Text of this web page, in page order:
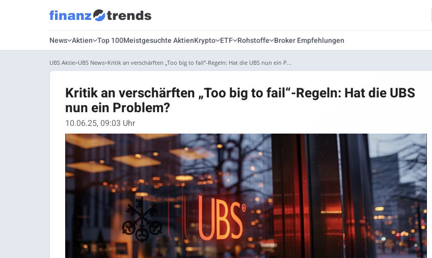
News Aktien Top 100Meistgesuchte AktienKrypto ETF Rohstoffe Broker Empfehlungen
UBS Aktie UBS News Kritik an verschärften „Too big to fail“-Regeln: Hat die UBS nun ein P...
Kritik an verschärften „Too big to fail“-Regeln: Hat die UBS
nun ein Problem?
10.06.25, 09:03 Uhr